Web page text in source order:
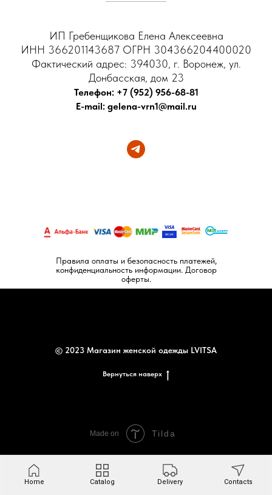
Home Catalog Delivery Contacts
ИП Гребенщикова Елена Алексеевна
ИНН 366201143687 ОГРН 304366204400020
Фактический адрес: 394030, г. Воронеж, ул.
Донбасская, дом 23
Телефон: +7 (952) 956-68-81
E-mail: gelena-vrn1@mail.ru
Правила оплаты и безопасность платежей,
конфиденциальность информации. Договор
оферты.
© 2023 Магазин женской одежды LVITSA
Вернуться наверх
Made on Tilda